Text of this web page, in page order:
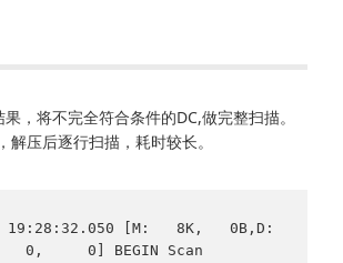
，将不完全符合条件的DC,做完整扫描。
解压后逐行扫描，耗时较长。
19:28:32.050 [M:   8K,   0B,D:
0,     0] BEGIN Scan